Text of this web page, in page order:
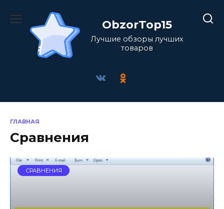
содержанию
ObzorTop15
Лучшие обзоры лучших
товаров
ГЛАВНАЯ
Сравнения
СРАВНЕНИЯ